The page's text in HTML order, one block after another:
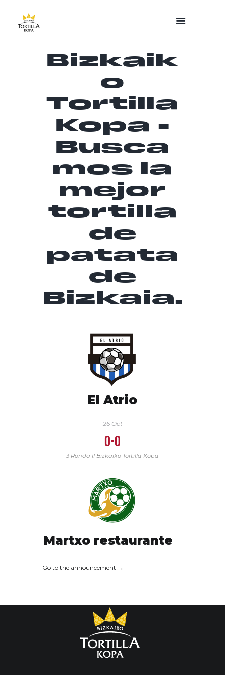
Bizkaik
o
Tortilla
Kopa -
Busca
mos la
mejor
tortilla
de
patata
de
Bizkaia.
El Atrio
26 Oct
0-0
3 Ronda II Bizkaiko Tortilla Kopa
Martxo restaurante
Go to the announcement →